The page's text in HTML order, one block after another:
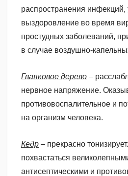
распространения инфекций,
выздоровление во время
простудных заболеваний,
в случае воздушно-
Гваяковое дерево –
нервное напряжение.
противовоспалительное и
на организм человека.
Кедр – прекрасно
похвастаться
антисептическими и